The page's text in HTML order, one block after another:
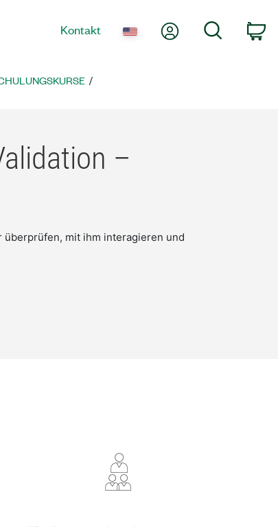
Kontakt Mein KontoSuche
–
überprüfen, mit ihm interagieren und